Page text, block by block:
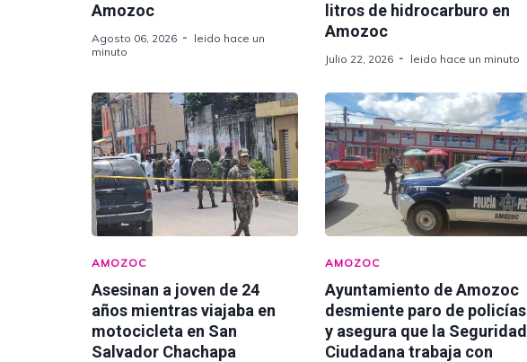
Amozoc
Agosto 06, 2026
leido hace un
minuto
litros de hidrocarburo en
Amozoc
Julio 22, 2026 leido hace un minuto
AMOZOC
Asesinan a joven de 24
años mientras viajaba en
motocicleta en San
Salvador Chachapa
AMOZOC
Ayuntamiento de Amozoc
desmiente paro de policías
y asegura que la Seguridad
Ciudadana trabaja con